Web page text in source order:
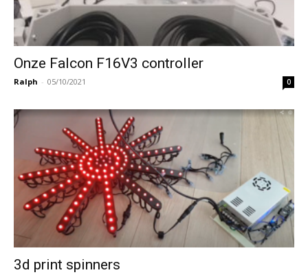
Onze Falcon F16V3 controller
Ralph - 05/10/2021 0
3d print spinners